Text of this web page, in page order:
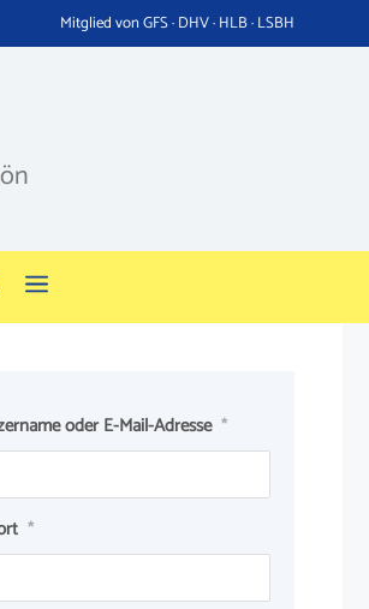
Mitglied von GFS · DHV · HLB · LSBH
oder E-Mail-Adresse *
*